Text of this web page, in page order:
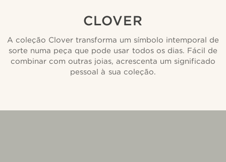
CLOVER
A coleção Clover transforma um símbolo intemporal de
sorte numa peça que pode usar todos os dias. Fácil de
combinar com outras joias, acrescenta um significado
pessoal à sua coleção.